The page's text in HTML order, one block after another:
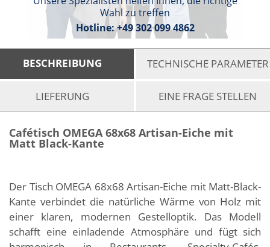
Wahl zu treffen
Hotline:+49 302 099 4862
BESCHREIBUNG TECHNISCHE PARAMETER
LIEFERUNG EINE FRAGE STELLEN
Cafétisch OMEGA 68x68 Artisan-Eiche mit
Matt Black-Kante
Der Tisch OMEGA 68x68 Artisan-Eiche mit Matt-Black-
Kante verbindet die natürliche Wärme von Holz mit
einer klaren, modernen Gestelloptik. Das Modell
schafft eine einladende Atmosphäre und fügt sich